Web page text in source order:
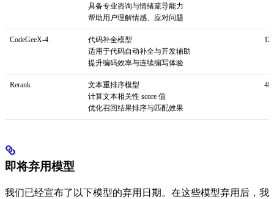
具备专业咨询与情绪疏导能力
帮助用户理解情感、应对问题
CodeGeeX-4
代码补全模型
适用于代码自动补全与开发辅助
提升编码效率与连续编写体验
Rerank
文本重排序模型
计算文本相关性 score 值
优化召回结果排序与匹配效果
4K
即将弃用模型
我们已经宣布了以下模型的弃用日期。在这些模型弃用后，我